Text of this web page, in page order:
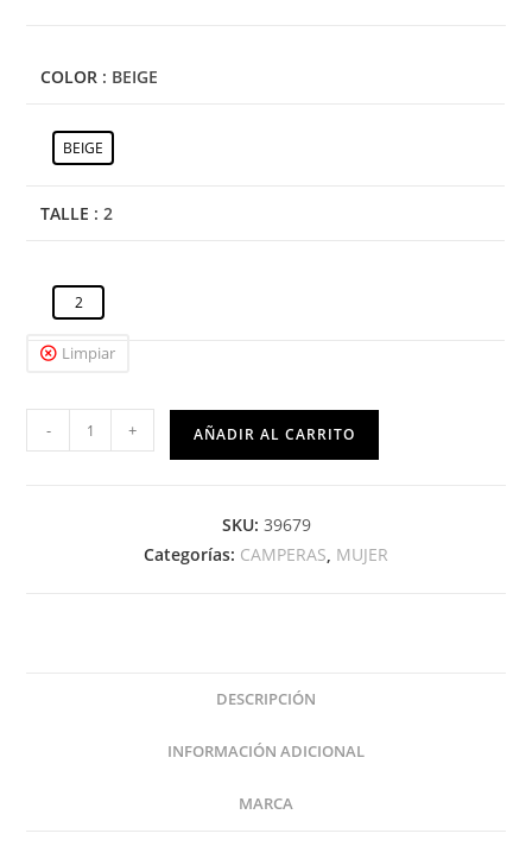
COLOR : BEIGE
BEIGE
TALLE : 2
2
Limpiar
- + AÑADIR AL CARRITO
SKU: 39679
Categorías: CAMPERAS, MUJER
DESCRIPCIÓN
INFORMACIÓN ADICIONAL
MARCA